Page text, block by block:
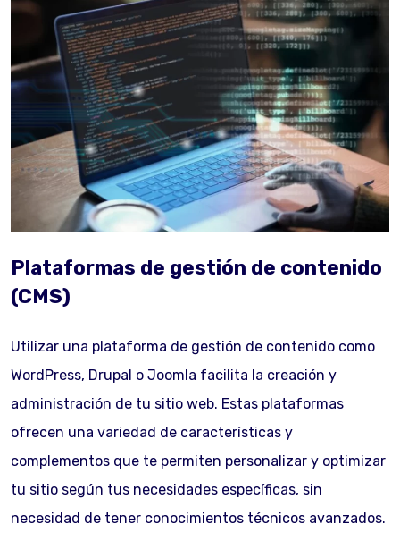
Plataformas de gestión de contenido
(CMS)
Utilizar una plataforma de gestión de contenido como
WordPress, Drupal o Joomla facilita la creación y
administración de tu sitio web. Estas plataformas
ofrecen una variedad de características y
complementos que te permiten personalizar y optimizar
tu sitio según tus necesidades específicas, sin
necesidad de tener conocimientos técnicos avanzados.